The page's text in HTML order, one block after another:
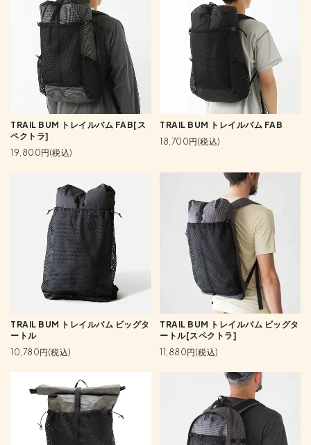
TRAIL BUM トレイルバム FAB[ス
ペクトラ]
19,800円(税込)
TRAIL BUM トレイルバム FAB
18,700円(税込)
TRAIL BUM トレイルバム ビッグタ
ートル
10,780円(税込)
TRAIL BUM トレイルバム ビッグタ
ートル[スペクトラ]
11,880円(税込)